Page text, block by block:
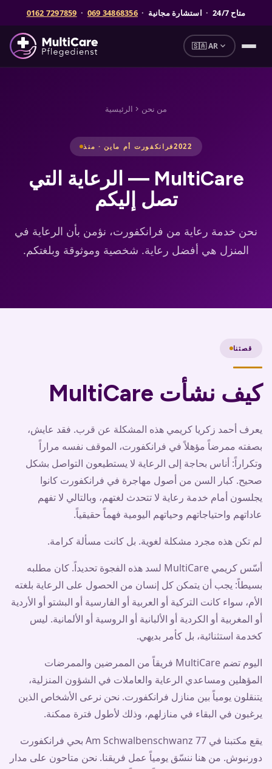
متاح 24/7· استشارة مجانية ·069 34868356
·
0162 7297859
🇸🇦 ARexpand_more
الرئيسية chevron_right من نحن
فرانكفورت أم ماين · منذ2022
MultiCare — الرعاية التي
تصل إليكم
نحن خدمة رعاية من فرانكفورت، نؤمن بأن الرعاية في
المنزل هي أفضل رعاية. شخصية وموثوقة وبلغتكم.
قصتنا
كيف نشأت MultiCare
يعرف أحمد زكريا كريمي هذه المشكلة عن قرب. فقد عايش،
بصفته ممرضاً مؤهلاً في فرانكفورت، الموقف نفسه مراراً
وتكراراً: أناس بحاجة إلى الرعاية لا يستطيعون التواصل بشكل
صحيح. كبار السن من أصول مهاجرة في فرانكفورت كانوا
يجلسون أمام خدمة رعاية لا تتحدث لغتهم، وبالتالي لا تفهم
عاداتهم واحتياجاتهم وحياتهم اليومية فهماً حقيقياً.
لم تكن هذه مجرد مشكلة لغوية. بل كانت مسألة كرامة.
أسّس كريمي MultiCare لسد هذه الفجوة تحديداً. كان مطلبه
بسيطاً: يجب أن يتمكن كل إنسان من الحصول على الرعاية بلغته
الأم، سواء كانت التركية أو العربية أو الفارسية أو البشتو أو الأردية
أو المغربية أو الكردية أو الألبانية أو الروسية أو الألمانية. ليس
كخدمة استثنائية، بل كأمر بديهي.
اليوم تضم MultiCare فريقاً من الممرضين والممرضات
المؤهلين ومساعدي الرعاية والعاملات في الشؤون المنزلية،
يتنقلون يومياً بين منازل فرانكفورت. نحن نرعى الأشخاص الذين
يرغبون في البقاء في منازلهم، وذلك لأطول فترة ممكنة.
يقع مكتبنا في Am Schwalbenschwanz 77 بحي فرانكفورت
دورنبوش. من هنا ننسّق يومياً عمل فريقنا. نحن متاحون على مدار